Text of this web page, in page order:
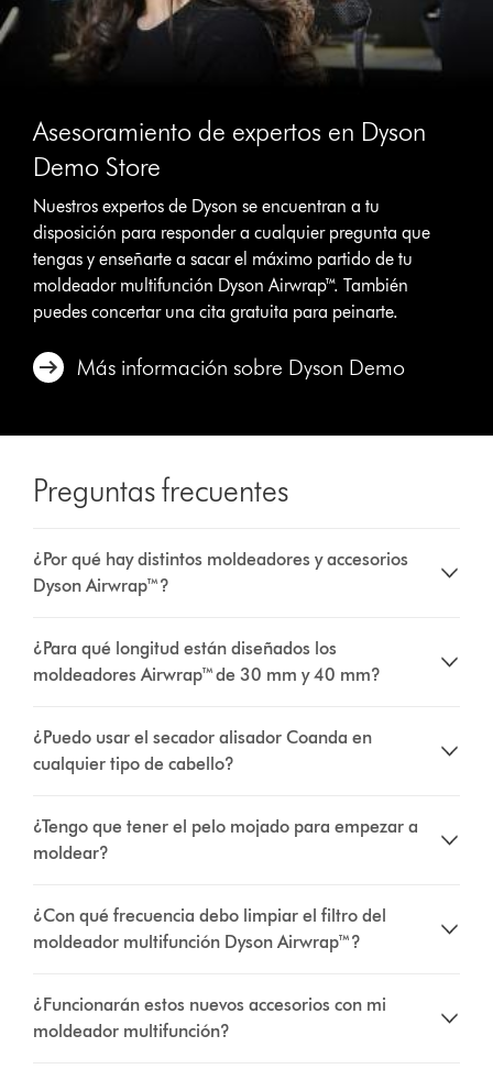
Asesoramiento de expertos en Dyson
Demo Store
Nuestros expertos de Dyson se encuentran a tu
disposición para responder a cualquier pregunta que
tengas y enseñarte a sacar el máximo partido de tu
moldeador multifunción Dyson Airwrap™. También
puedes concertar una cita gratuita para peinarte.
Más información sobre Dyson Demo
Preguntas frecuentes
¿Por qué hay distintos moldeadores y accesorios
Dyson Airwrap™?
¿Para qué longitud están diseñados los
moldeadores Airwrap™ de 30 mm y 40 mm?
¿Puedo usar el secador alisador Coanda en
cualquier tipo de cabello?
¿Tengo que tener el pelo mojado para empezar a
moldear?
¿Con qué frecuencia debo limpiar el filtro del
moldeador multifunción Dyson Airwrap™?
¿Funcionarán estos nuevos accesorios con mi
moldeador multifunción?